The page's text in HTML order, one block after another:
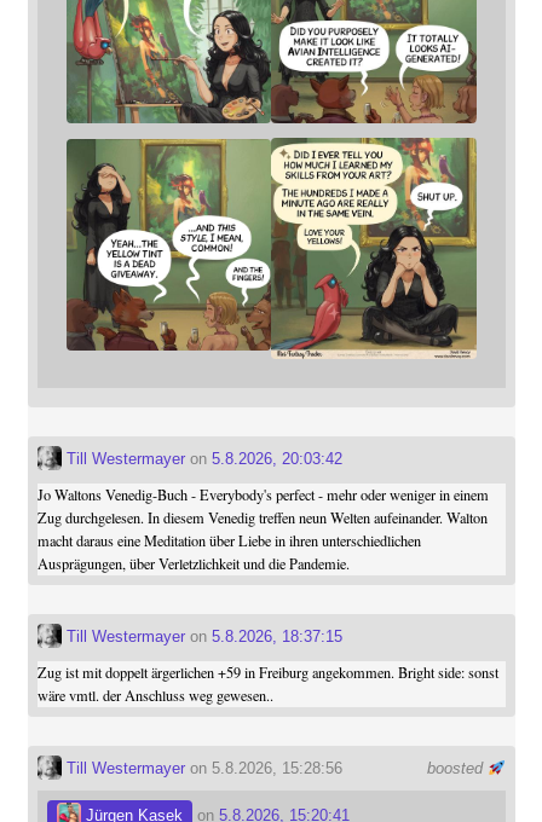
Till Westermayeron 5.8.2026, 20:03:42
Jo Waltons Venedig-Buch - Everybody's perfect - mehr oder weniger in einem
Zug durchgelesen. In diesem Venedig treffen neun Welten aufeinander. Walton
macht daraus eine Meditation über Liebe in ihren unterschiedlichen
Ausprägungen, über Verletzlichkeit und die Pandemie.
Till Westermayeron 5.8.2026, 18:37:15
Zug ist mit doppelt ärgerlichen +59 in Freiburg angekommen. Bright side: sonst
wäre vmtl. der Anschluss weg gewesen..
boosted
Till Westermayeron 5.8.2026, 15:28:56
Jürgen Kasek on 5.8.2026, 15:20:41